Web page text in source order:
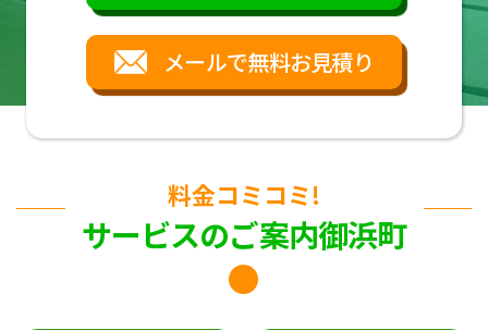
メールで無料お見積り
料金コミコミ!
サービスのご案内御浜町